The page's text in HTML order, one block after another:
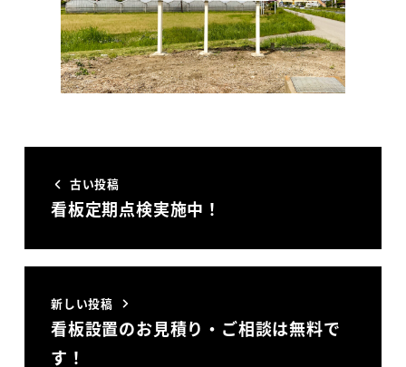
古い投稿
看板定期点検実施中！
新しい投稿
看板設置のお見積り・ご相談は無料で
す！